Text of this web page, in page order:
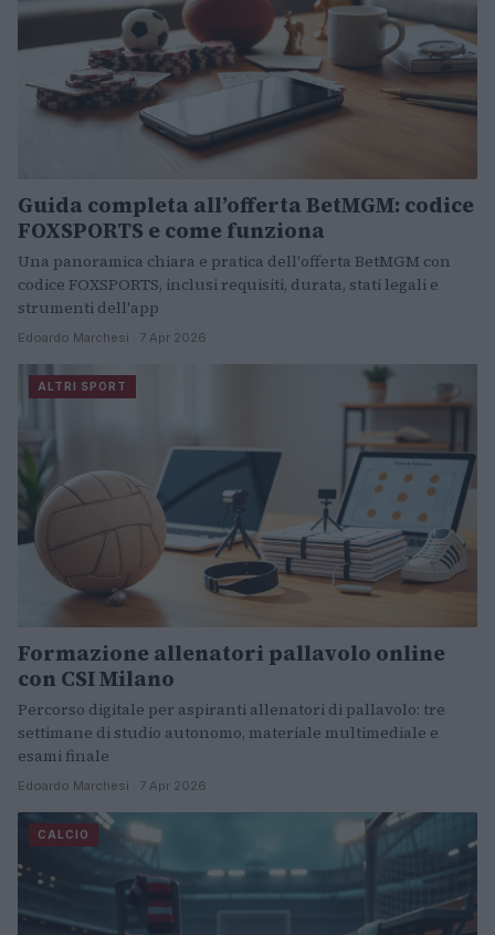
Guida completa all’offerta BetMGM: codice
FOXSPORTS e come funziona
Una panoramica chiara e pratica dell'offerta BetMGM con
codice FOXSPORTS, inclusi requisiti, durata, stati legali e
strumenti dell'app
Edoardo Marchesi · 7 Apr 2026
ALTRI SPORT
Formazione allenatori pallavolo online
con CSI Milano
Percorso digitale per aspiranti allenatori di pallavolo: tre
settimane di studio autonomo, materiale multimediale e
esami finale
Edoardo Marchesi · 7 Apr 2026
CALCIO